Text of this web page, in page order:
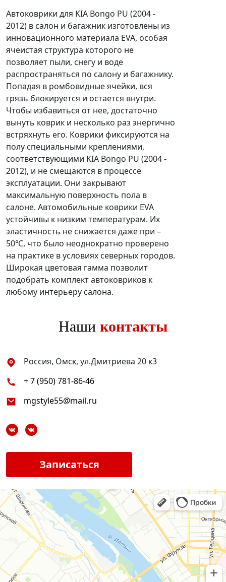
Автоковрики для KIA Bongo PU (2004 -
2012) в салон и багажник изготовлены из
инновационного материала EVA, особая
ячеистая структура которого не
позволяет пыли, снегу и воде
распространяться по салону и багажнику.
Попадая в ромбовидные ячейки, вся
грязь блокируется и остается внутри.
Чтобы избавиться от нее, достаточно
вынуть коврик и несколько раз энергично
встряхнуть его. Коврики фиксируются на
полу специальными креплениями,
соответствующими KIA Bongo PU (2004 -
2012), и не смещаются в процессе
эксплуатации. Они закрывают
максимальную поверхность пола в
салоне. Автомобильные коврики EVA
устойчивы к низким температурам. Их
эластичность не снижается даже при –
50℃, что было неоднократно проверено
на практике в условиях северных городов.
Широкая цветовая гамма позволит
подобрать комплект автоковриков к
любому интерьеру салона.
Наши контакты
Россия, Омск, ул.Дмитриева 20 к3
+ 7 (950) 781-86-46
mgstyle55@mail.ru
Записаться